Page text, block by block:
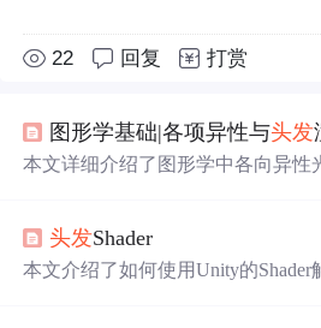
22 回复 打赏
图形学基础|各项异性与头发
本文详细介绍了图形学中各向异性
线分布函数，如Anisotropic
拟出头发的各向异性高光。Kajiya-
头发Shader
本文介绍了如何使用Unity的Shader